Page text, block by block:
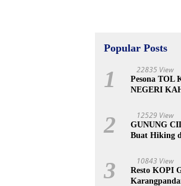
Popular Posts
1 22835 View
Pesona TOL
NEGERI
2 12529 View
GUNUNG
Buat Hiking
3 10843 View
Resto KOPI